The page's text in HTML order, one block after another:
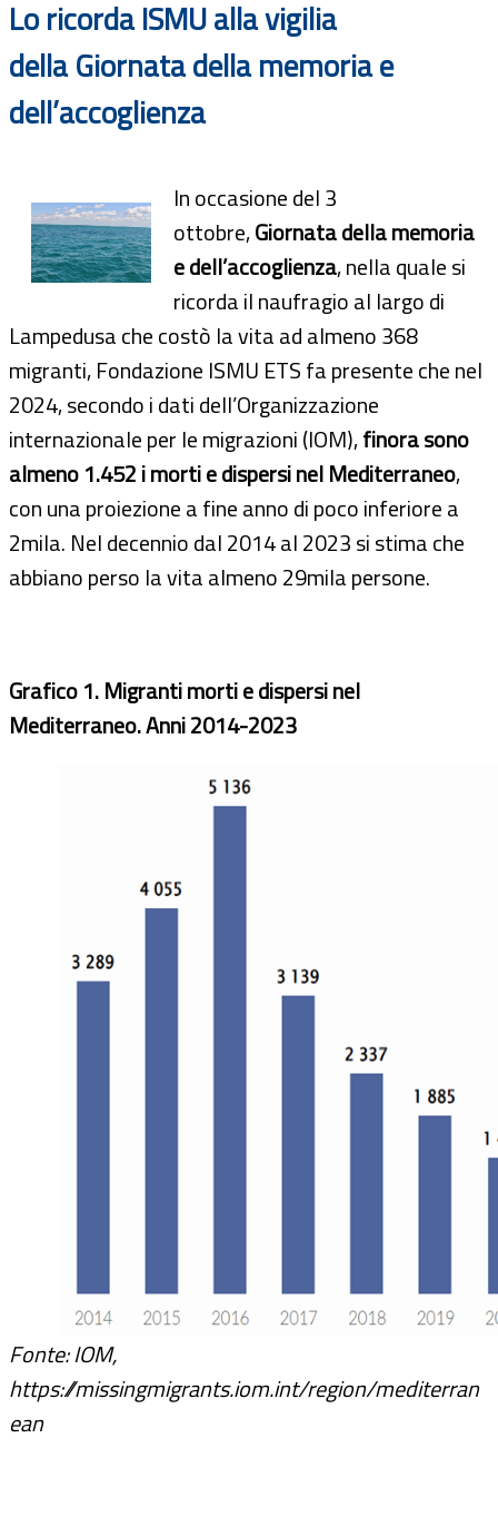
Lo ricorda ISMU alla vigilia
della Giornata della memoria e
dell’accoglienza
In occasione del 3
ottobre,Giornata della memoria
e dell’accoglienza, nella quale si
ricorda il naufragio al largo di
Lampedusa che costò la vita ad almeno 368
migranti, Fondazione ISMU ETS fa presente che nel
2024, secondo i dati dell’Organizzazione
internazionale per le migrazioni (IOM),finora sono
almeno 1.452 i morti e dispersi nel Mediterraneo,
con una proiezione a fine anno di poco inferiore a
2mila. Nel decennio dal 2014 al 2023 si stima che
abbiano perso la vita almeno 29mila persone.
Grafico 1. Migranti morti e dispersi nel
Mediterraneo. Anni 2014-2023
Fonte: IOM,
https://missingmigrants.iom.int/region/mediterran
ean